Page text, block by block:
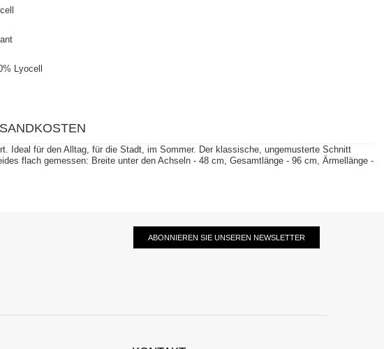
Lyocell
Ideal für den Alltag, für die Stadt, im Sommer. Der klassische, ungemusterte Schnitt
flach gemessen: Breite unter den Achseln - 48 cm, Gesamtlänge - 96 cm, Ärmellänge -
ABONNIEREN SIE UNSEREN NEWSLETTER